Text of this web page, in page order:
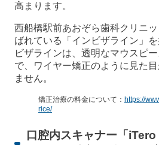
高まります。
西船橋駅前あおぞら歯科クリニ
ばれている「インビザライン」
ビザラインは、透明なマウスピ
で、ワイヤー矯正のように見た
ません。
矯正治療の料金について： https://
rice/
口腔内スキャナー「